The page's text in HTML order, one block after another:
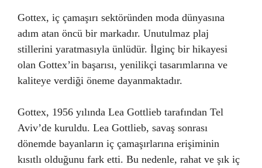
Gottex, iç çamaşırı sektöründen moda dünyasına
adım atan öncü bir markadır. Unutulmaz plaj
stillerini yaratmasıyla ünlüdür. İlginç bir hikayesi
olan Gottex’in başarısı, yenilikçi tasarımlarına ve
kaliteye verdiği öneme dayanmaktadır.
Gottex, 1956 yılında Lea Gottlieb tarafından Tel
Aviv’de kuruldu. Lea Gottlieb, savaş sonrası
dönemde bayanların iç çamaşırlarına erişiminin
kısıtlı olduğunu fark etti. Bu nedenle, rahat ve şık iç